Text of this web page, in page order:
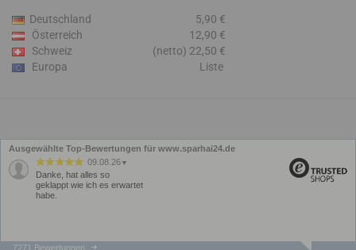
Deutschland
5,90 €
Österreich
12,90 €
Schweiz
(netto) 22,50 €
Europa
Liste
Ausgewählte Top-Bewertungen für www.sparhai24.de
09.08.26 ▼
Danke, hat alles so
geklappt wie ich es erwartet
habe.
7271 Bewertungen